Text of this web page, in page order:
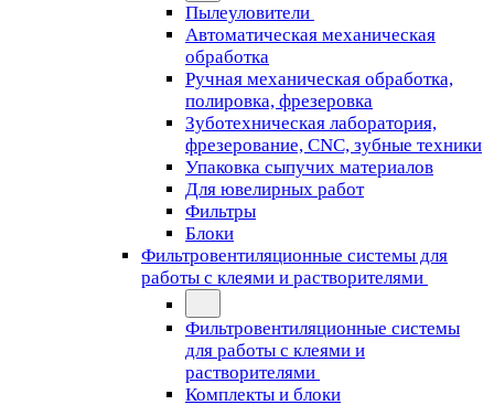
Пылеуловители
Автоматическая механическая
обработка
Ручная механическая обработка,
полировка, фрезеровка
Зуботехническая лаборатория,
фрезерование, CNC, зубные техники
Упаковка сыпучих материалов
Для ювелирных работ
Фильтры
Блоки
Фильтровентиляционные системы для
работы с клеями и растворителями
Фильтровентиляционные системы
для работы с клеями и
растворителями
Комплекты и блоки